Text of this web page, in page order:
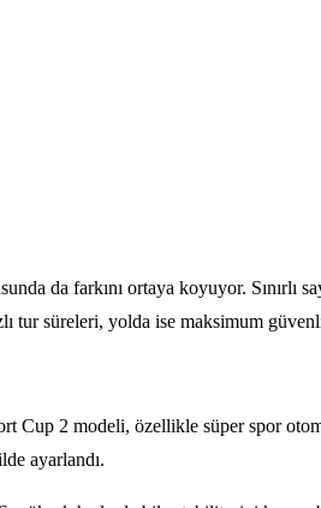
da farkını ortaya koyuyor.
tur süreleri, yolda ise maksimum
Cup 2 modeli, özellikle süper spor
ayarlandı.